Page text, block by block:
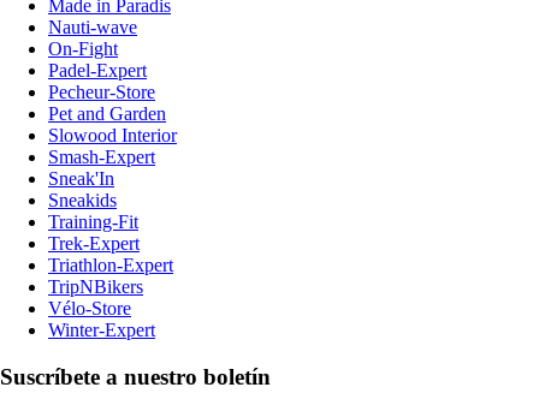
Made in Paradis
Nauti-wave
On-Fight
Padel-Expert
Pecheur-Store
Pet and Garden
Slowood Interior
Smash-Expert
Sneak'In
Sneakids
Training-Fit
Trek-Expert
Triathlon-Expert
TripNBikers
Vélo-Store
Winter-Expert
Suscríbete a nuestro boletín